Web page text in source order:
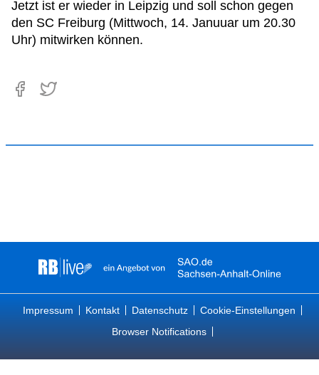
Jetzt ist er wieder in Leipzig und soll schon gegen
den SC Freiburg (Mittwoch, 14. Januuar um 20.30
Uhr) mitwirken können.
Impressum Kontakt Datenschutz
Cookie-Einstellungen
Browser Notifications